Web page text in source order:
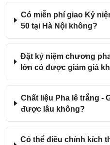
Có miễn phí giao Kỷ
50 tại Hà Nội không?
Đặt kỷ niệm chương
lớn có được giảm giá
Chất liệu Pha lê trắng -
được lâu không?
Có thể điều chỉnh kích